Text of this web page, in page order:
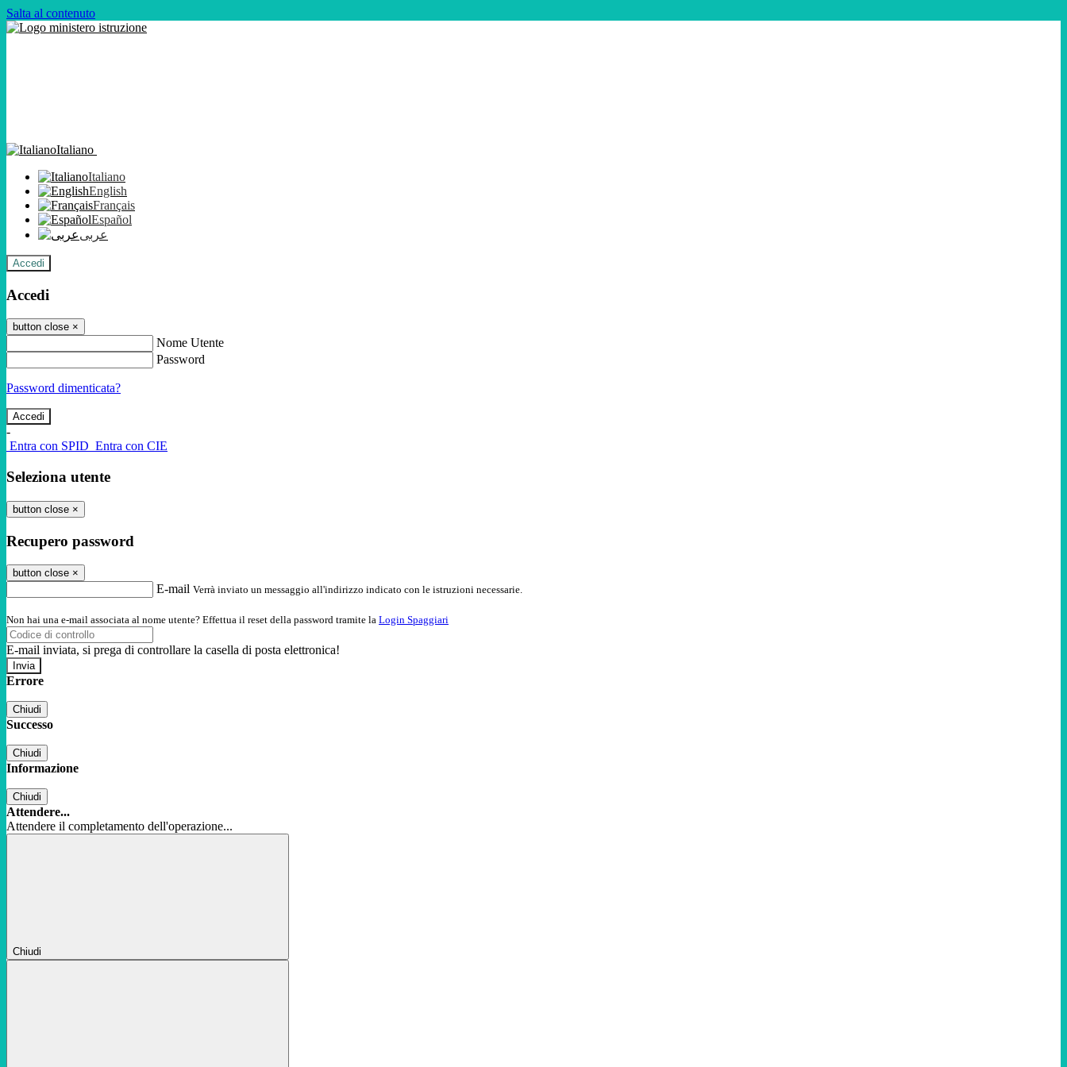
Salta al contenuto
Italiano
Italiano
English
Français
Español
عربى
Accedi
Accedi
button close ×
Nome Utente
Password
Password dimenticata?
-
Entra con SPID Entra con CIE
Seleziona utente
button close ×
Recupero password
button close ×
E-mail Verrà inviato un messaggio all'indirizzo indicato con le istruzioni necessarie.
Non hai una e-mail associata al nome utente? Effettua il reset della password tramite la Login Spaggiari
E-mail inviata, si prega di controllare la casella di posta elettronica!
Errore
Chiudi
Successo
Chiudi
Informazione
Chiudi
Attendere...
Attendere il completamento dell'operazione...
Chiudi